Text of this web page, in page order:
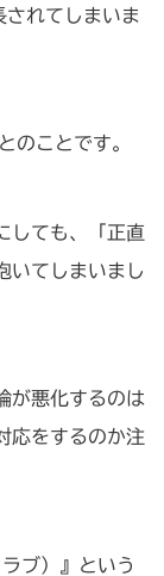
れてしまいま
のことです。
しても、「正直
いてしまいまし
が悪化するのは
応をするのか注
ブ）』という